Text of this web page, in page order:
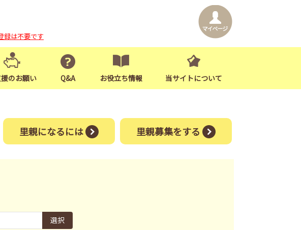
録は不要です
のお願い Q&A お役立ち情報 当サイトについて
里親募集をする
里親になるには
選択